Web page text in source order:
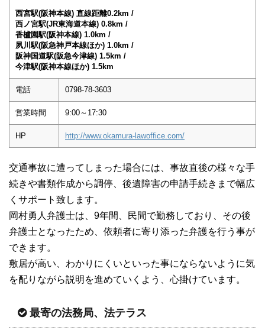
西宮駅(阪神本線) 直線距離0.2km /
西ノ宮駅(JR東海道本線) 0.8km /
香櫨園駅(阪神本線) 1.0km /
夙川駅(阪急神戸本線ほか) 1.0km /
阪神国道駅(阪急今津線) 1.5km /
今津駅(阪神本線ほか) 1.5km
電話 0798-78-3603
営業時間 9:00～17:30
HP http://www.okamura-lawoffice.com/
交通事故に遭ってしまった場合には、事故直後の様々な手
続きや書類作成から調停、後遺障害の申請手続きまで幅広
くサポート致します。
岡村勇人弁護士は、9年間、民間で勤務しており、その後
弁護士となったため、依頼者に寄り添った弁護を行う事が
できます。
敷居が高い、わかりにくいといった事にならないように気
を配りながら説明を進めていくよう、心掛けています。
最寄の法務局、法テラス